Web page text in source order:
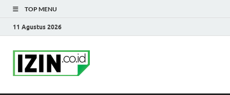
TOP MENU
11 Agustus 2026